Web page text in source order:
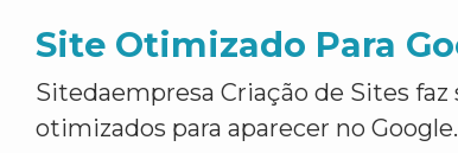
Site Otimizado Para
Sitedaempresa Criação de Sites
otimizados para aparecer no Google.